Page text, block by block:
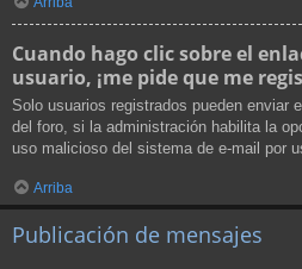
Cuando hago clic sobre el
usuario, ¡me pide que me
Solo usuarios registrados pueden enviar
del foro, si la administración habilita la
uso malicioso del sistema de e-mail por
Arriba
Publicación de mensajes